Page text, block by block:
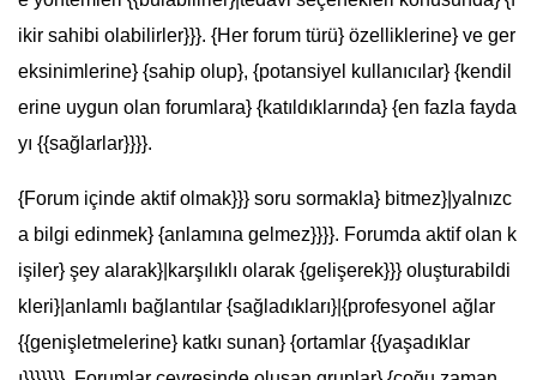
ikir sahibi olabilirler}}}. {Her forum türü} özelliklerine} ve ger
eksinimlerine} {sahip olup}, {potansiyel kullanıcılar} {kendil
erine uygun olan forumlara} {katıldıklarında} {en fazla fayda
yı {{sağlarlar}}}}.
{Forum içinde aktif olmak}}} soru sormakla} bitmez}|yalnızc
a bilgi edinmek} {anlamına gelmez}}}}. Forumda aktif olan k
işiler} şey alarak}|karşılıklı olarak {gelişerek}}} oluşturabildi
kleri}|anlamlı bağlantılar {sağladıkları}|{profesyonel ağlar
{{genişletmelerine} katkı sunan} {ortamlar {{yaşadıklar